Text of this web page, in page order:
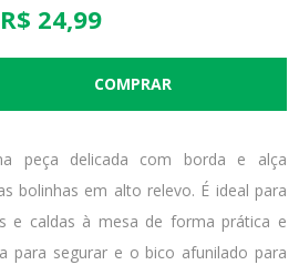
R$ 24,99
peça delicada com borda e alça
bolinhas em alto relevo. É ideal para
e caldas à mesa de forma prática e
para segurar e o bico afunilado para